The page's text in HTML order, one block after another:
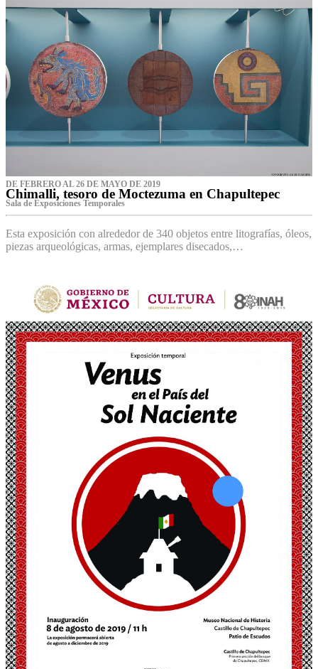
DE FEBRERO AL 26 DE MAYO DE 2019
Chimalli, tesoro de Moctezuma en Chapultepec
Sala de Exposiciones Temporales
Esta exposición con alrededor de 340 objetos entre litografías, óleos,
piezas arqueológicas, armas, ejemplares disecados,…